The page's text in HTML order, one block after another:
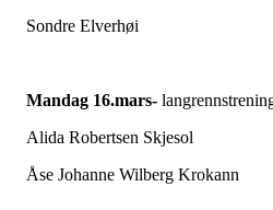
Sondre Elverhøi
Mandag 16.mars-
Alida Robertsen Skjesol
Åse Johanne Wilberg Krokann